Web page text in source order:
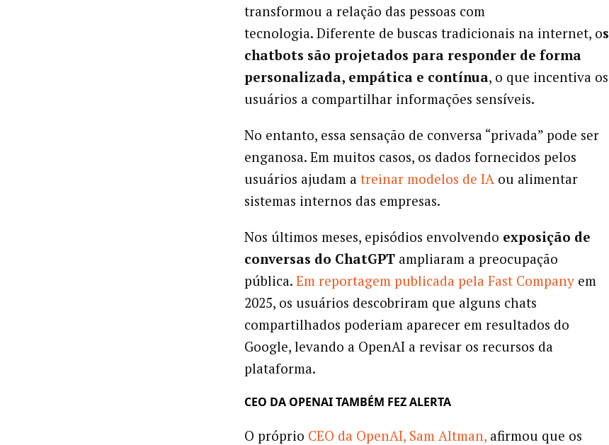
transformou a relação das pessoas com
tecnologia. Diferente de buscas tradicionais na internet, os
chatbots são projetados para responder de forma
personalizada, empática e contínua, o que incentiva os
usuários a compartilhar informações sensíveis.
No entanto, essa sensação de conversa “privada” pode ser
enganosa. Em muitos casos, os dados fornecidos pelos
usuários ajudam a treinar modelos de IA ou alimentar
sistemas internos das empresas.
Nos últimos meses, episódios envolvendo exposição de
conversas do ChatGPTampliaram a preocupação
pública. Em reportagem publicada pela Fast Companyem
2025, os usuários descobriram que alguns chats
compartilhados poderiam aparecer em resultados do
Google, levando a OpenAI a revisar os recursos da
plataforma.
CEO DA OPENAI TAMBÉM FEZ ALERTA
O próprio CEO da OpenAI, Sam Altman,afirmou que os